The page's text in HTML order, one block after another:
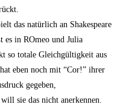
das natür­lich an Shake­speare
es in ROmeo und Julia
so tota­le Gleich­gül­tig­keit aus
hat eben noch mit “Cor!” ihrer
gegeben,
sie das nicht anerkennen.